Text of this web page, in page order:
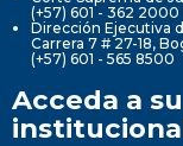
(+57) 601 - 362 2000
Dirección Ejecutiva
Carrera 7 # 27-18,
(+57) 601 - 565 8500
Acceda a